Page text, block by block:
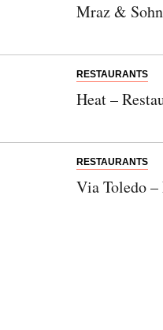
Mraz &
RESTAURANTS
Heat –
RESTAURANTS
Via Toledo